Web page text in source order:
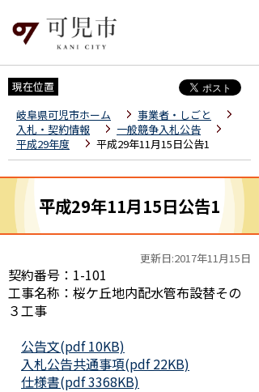
現在位置
岐阜県可児市ホーム
事業者・しごと
入札・契約情報
一般競争入札公告
平成29年度
平成29年11月15日公告1
平成29年11月15日公告1
更新日:2017年11月15日
契約番号：1-101
工事名称：桜ケ丘地内配水管布設替その
３工事
公告文(pdf 10KB)
入札公告共通事項(pdf 22KB)
仕様書(pdf 3368KB)